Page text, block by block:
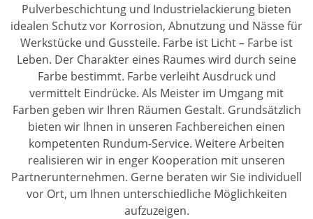
Pulverbeschichtung und Industrielackierung bieten
idealen Schutz vor Korrosion, Abnutzung und Nässe für
Werkstücke und Gussteile. Farbe ist Licht – Farbe ist
Leben. Der Charakter eines Raumes wird durch seine
Farbe bestimmt. Farbe verleiht Ausdruck und
vermittelt Eindrücke. Als Meister im Umgang mit
Farben geben wir Ihren Räumen Gestalt. Grundsätzlich
bieten wir Ihnen in unseren Fachbereichen einen
kompetenten Rundum-Service. Weitere Arbeiten
realisieren wir in enger Kooperation mit unseren
Partnerunternehmen. Gerne beraten wir Sie individuell
vor Ort, um Ihnen unterschiedliche Möglichkeiten
aufzuzeigen.